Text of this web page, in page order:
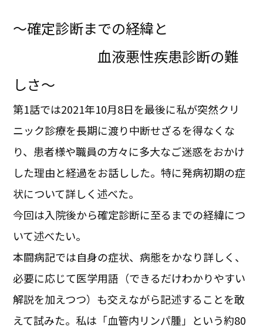
～確定診断までの経緯と
血液悪性疾患診断の難
しさ～
第1話では2021年10月8日を最後に私が突然クリ
ニック診療を長期に渡り中断せざるを得なくな
り、患者様や職員の方々に多大なご迷惑をおかけ
した理由と経過をお話しした。特に発病初期の症
状について詳しく述べた。
今回は入院後から確定診断に至るまでの経緯につ
いて述べたい。
本闘病記では自身の症状、病態をかなり詳しく、
必要に応じて医学用語（できるだけわかりやすい
解説を加えつつ）も交えながら記述することを敢
えて試みた。私は「血管内リンパ腫」という約80